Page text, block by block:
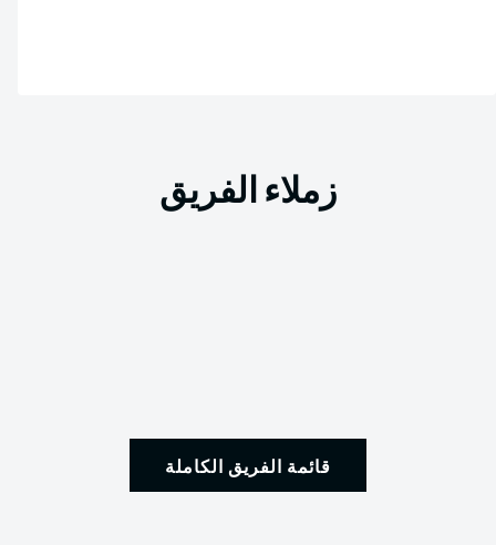
زملاء الفريق
قائمة الفريق الكاملة